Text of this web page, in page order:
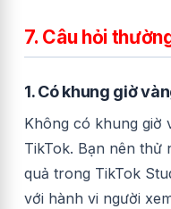
7. Câu hỏi
1. Có khung giờ
Không có khung giờ
TikTok. Bạn nên thử
quả trong TikTok
với hành vi người